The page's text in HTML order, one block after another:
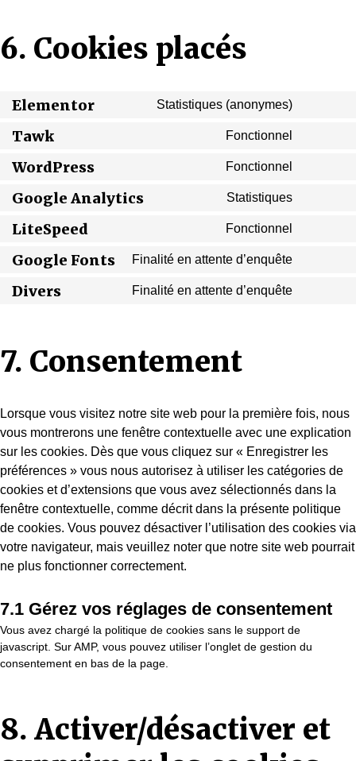
6. Cookies placés
Elementor Statistiques (anonymes)
Tawk Fonctionnel
WordPress Fonctionnel
Google Analytics Statistiques
LiteSpeed Fonctionnel
Google Fonts Finalité en attente d’enquête
Divers Finalité en attente d’enquête
7. Consentement
Lorsque vous visitez notre site web pour la première fois, nous
vous montrerons une fenêtre contextuelle avec une explication
sur les cookies. Dès que vous cliquez sur « Enregistrer les
préférences » vous nous autorisez à utiliser les catégories de
cookies et d’extensions que vous avez sélectionnés dans la
fenêtre contextuelle, comme décrit dans la présente politique
de cookies. Vous pouvez désactiver l’utilisation des cookies via
votre navigateur, mais veuillez noter que notre site web pourrait
ne plus fonctionner correctement.
7.1 Gérez vos réglages de consentement
Vous avez chargé la politique de cookies sans le support de
javascript. Sur AMP, vous pouvez utiliser l’onglet de gestion du
consentement en bas de la page.
8. Activer/désactiver et